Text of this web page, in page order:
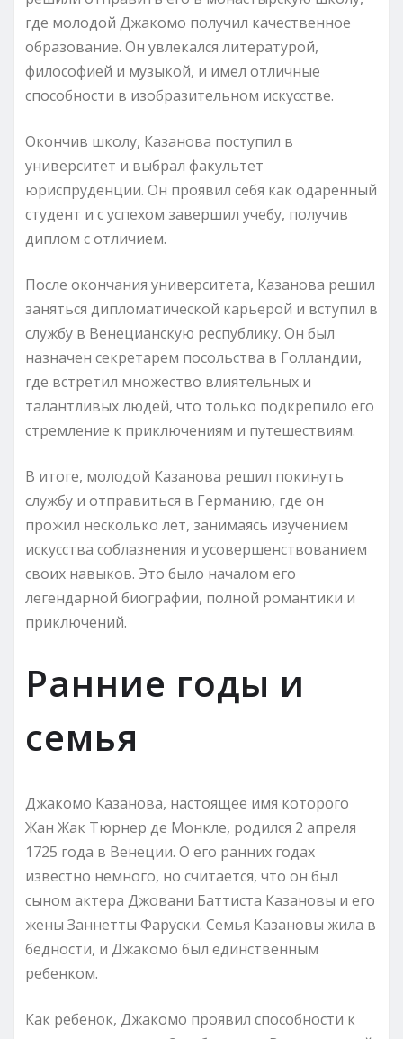
где молодой Джакомо получил качественное
образование. Он увлекался литературой,
философией и музыкой, и имел отличные
способности в изобразительном искусстве.
Окончив школу, Казанова поступил в
университет и выбрал факультет
юриспруденции. Он проявил себя как одаренный
студент и с успехом завершил учебу, получив
диплом с отличием.
После окончания университета, Казанова решил
заняться дипломатической карьерой и вступил в
службу в Венецианскую республику. Он был
назначен секретарем посольства в Голландии,
где встретил множество влиятельных и
талантливых людей, что только подкрепило его
стремление к приключениям и путешествиям.
В итоге, молодой Казанова решил покинуть
службу и отправиться в Германию, где он
прожил несколько лет, занимаясь изучением
искусства соблазнения и усовершенствованием
своих навыков. Это было началом его
легендарной биографии, полной романтики и
приключений.
Ранние годы и
семья
Джакомо Казанова, настоящее имя которого
Жан Жак Тюрнер де Монкле, родился 2 апреля
1725 года в Венеции. О его ранних годах
известно немного, но считается, что он был
сыном актера Джовани Баттиста Казановы и его
жены Заннетты Фаруски. Семья Казановы жила в
бедности, и Джакомо был единственным
ребенком.
Как ребенок, Джакомо проявил способности к